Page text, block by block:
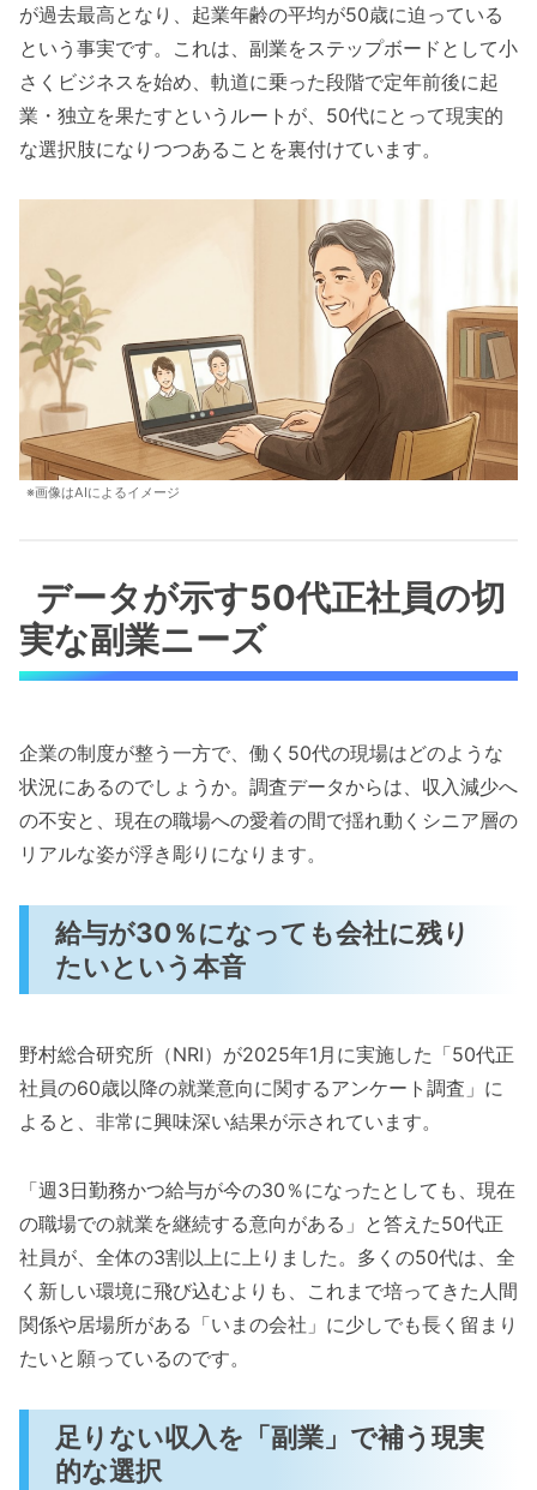
が過去最高となり、起業年齢の平均が50歳に迫っている
という事実です。これは、副業をステップボードとして小
さくビジネスを始め、軌道に乗った段階で定年前後に起
業・独立を果たすというルートが、50代にとって現実的
な選択肢になりつつあることを裏付けています。
※画像はAIによるイメージ
データが示す50代正社員の切
実な副業ニーズ
企業の制度が整う一方で、働く50代の現場はどのような
状況にあるのでしょうか。調査データからは、収入減少へ
の不安と、現在の職場への愛着の間で揺れ動くシニア層の
リアルな姿が浮き彫りになります。
給与が30％になっても会社に残り
たいという本音
野村総合研究所（NRI）が2025年1月に実施した「50代正
社員の60歳以降の就業意向に関するアンケート調査」に
よると、非常に興味深い結果が示されています。
「週3日勤務かつ給与が今の30％になったとしても、現在
の職場での就業を継続する意向がある」と答えた50代正
社員が、全体の3割以上に上りました。多くの50代は、全
く新しい環境に飛び込むよりも、これまで培ってきた人間
関係や居場所がある「いまの会社」に少しでも長く留まり
たいと願っているのです。
足りない収入を「副業」で補う現実
的な選択